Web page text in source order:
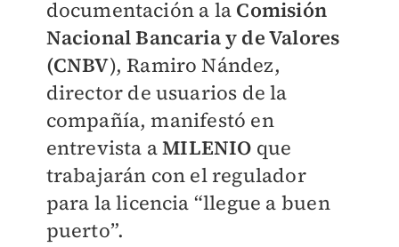
documentación a la Comisión
Nacional Bancaria y de Valores
(CNBV), Ramiro Nández,
director de usuarios de la
compañía, manifestó en
entrevista aMILENIO que
trabajarán con el regulador
para la licencia “llegue a buen
puerto”.